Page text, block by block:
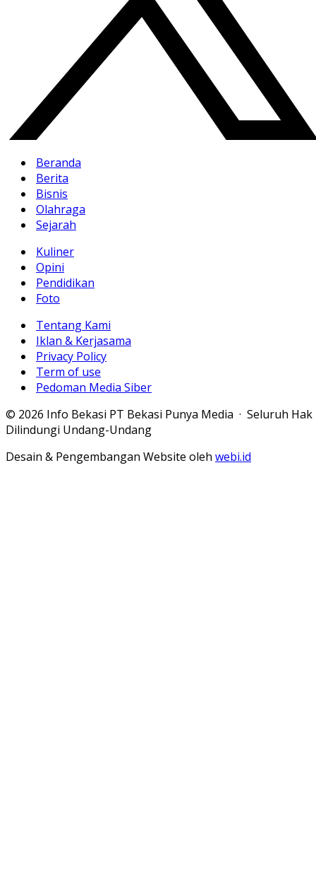
Beranda
Berita
Bisnis
Olahraga
Sejarah
Kuliner
Opini
Pendidikan
Foto
Tentang Kami
Iklan & Kerjasama
Privacy Policy
Term of use
Pedoman Media Siber
© 2026 Info Bekasi PT Bekasi Punya Media · Seluruh Hak
Dilindungi Undang-Undang
Desain & Pengembangan Website oleh webi.id